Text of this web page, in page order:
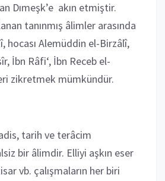
Dımeşk’e akın etmiştir.
tanınmış âlimler arasında
hocası Alemüddin el-Birzâlî,
İbn Râfi‘, İbn Receb el-
zikretmek mümkündür.
tarih ve terâcim
bir âlimdir. Elliyi aşkın eser
vb. çalışmaların her biri